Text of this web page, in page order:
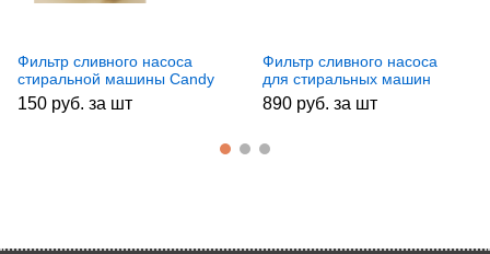
Фильтр сливного насоса
стиральной машины Candy
FIL004CY, зам. 41021233,
CY3915
150 руб. за шт
Фильтр сливного насоса
для стиральных машин
Electrolux/Zanussi
1327138150, зам.
FIL001ZN Original
890 руб. за шт